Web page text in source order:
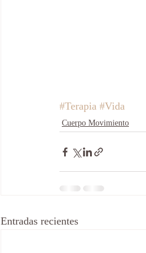
#Terapia #Vida
Cuerpo Movimiento
Entradas recientes